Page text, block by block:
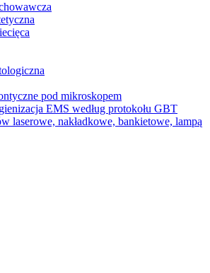
pod mikroskopem
EMS według protokołu GBT
laserowe, nakładkowe, bankietowe, lampą